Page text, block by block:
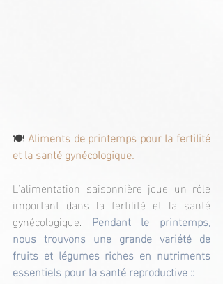
🍽 Aliments de printemps pour la fertilité
et la santé gynécologique.
L'alimentation saisonnière joue un rôle
important dans la fertilité et la santé
gynécologique. Pendant le printemps,
nous trouvons une grande variété de
fruits et légumes riches en nutriments
essentiels pour la santé reproductive ::